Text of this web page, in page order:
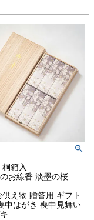
箱入
お線香 淡墨の桜
供え物 贈答用 ギフト
中はがき 喪中見舞い